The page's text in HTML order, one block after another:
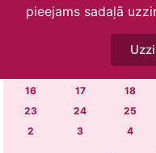
pieejams sadaļā
4
11
16
17 18
23
24 25
2
3 4